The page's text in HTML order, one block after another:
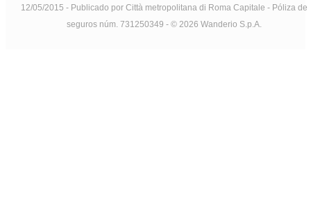
12/05/2015 - Publicado por Città metropolitana di Roma Capitale - Póliza de
seguros núm. 731250349 - © 2026 Wanderio S.p.A.